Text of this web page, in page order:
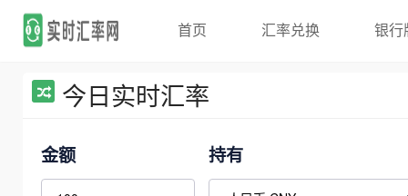
首页 汇率兑换 银行
今日实时汇率
金额 持有